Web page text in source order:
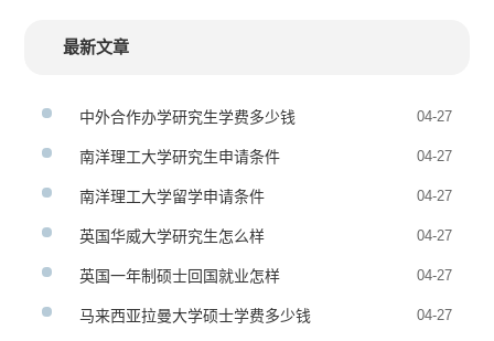
最新文章
中外合作办学研究生学费多少钱 04-27
南洋理工大学研究生申请条件 04-27
南洋理工大学留学申请条件 04-27
英国华威大学研究生怎么样 04-27
英国一年制硕士回国就业怎样 04-27
马来西亚拉曼大学硕士学费多少钱 04-27